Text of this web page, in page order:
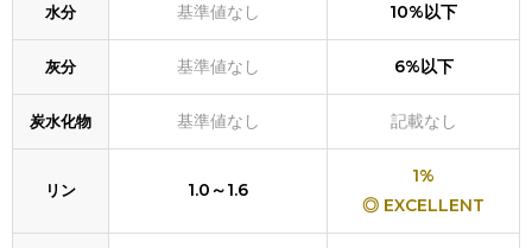
水分 基準値なし 10%以下
灰分 基準値なし 6%以下
炭水化物 基準値なし 記載なし
リン 1.0～1.6
1%
◎ EXCELLENT